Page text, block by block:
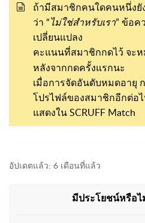
ถ้ามีสมาชิกคนใดคนหนึ่ง
ว่า “ไม่ใช่สำหรับเรา” ข้อค
เปลี่ยนแปลง
คะแนนที่สมาชิกกดไว้ จะ
หลังจากกดครั้งแรกนะ
เมื่อการจัดอันดับหมดอายุ
โปรไฟล์ของสมาชิกอีกต่อ
แสดงใน SCRUFF Match
อัปเดตแล้ว: 6 เดือนที่แล้ว
มีประโยชน์หรือไ